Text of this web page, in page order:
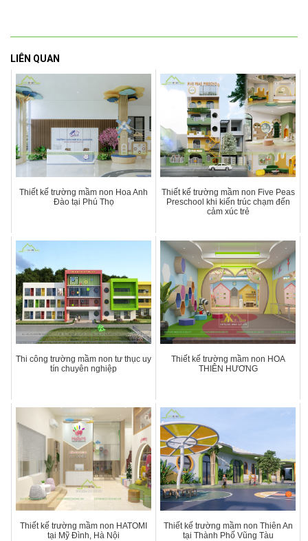
LIÊN QUAN
Thiết kế trường mầm non Hoa Anh
Đào tại Phú Thọ
Thiết kế trường mầm non Five Peas
Preschool khi kiến trúc chạm đến
cảm xúc trẻ
Thi công trường mầm non tư thục uy
tín chuyên nghiệp
Thiết kế trường mầm non HOA
THIÊN HƯƠNG
Thiết kế trường mầm non HATOMI
tại Mỹ Đình, Hà Nội
Thiết kế trường mầm non Thiên An
tại Thành Phố Vũng Tàu